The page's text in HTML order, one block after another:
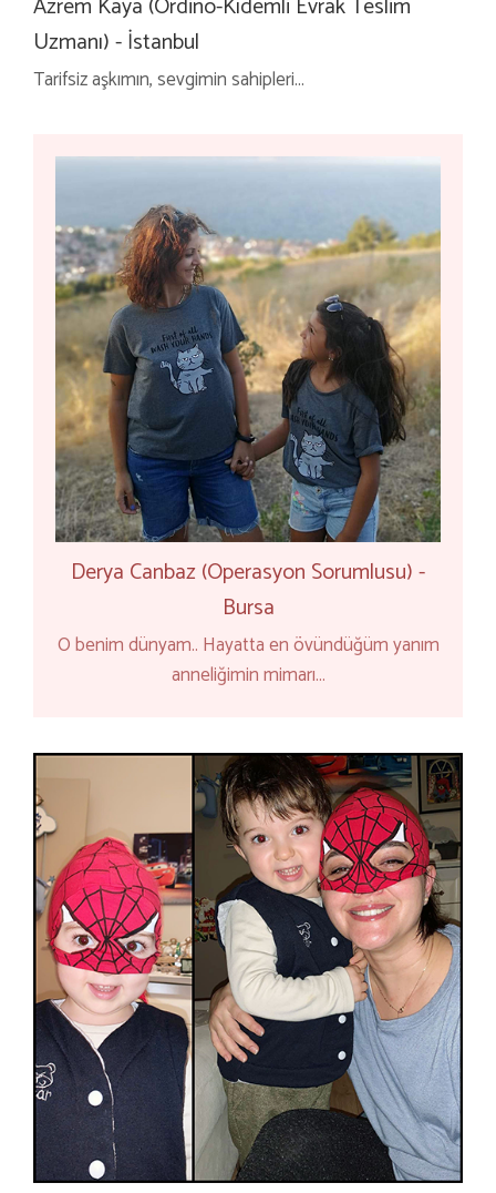
Azrem Kaya (Ordino-Kıdemli Evrak Teslim
Uzmanı) - İstanbul
Tarifsiz aşkımın, sevgimin sahipleri...
Derya Canbaz (Operasyon Sorumlusu) -
Bursa
O benim dünyam.. Hayatta en övündüğüm yanım
anneliğimin mimarı...